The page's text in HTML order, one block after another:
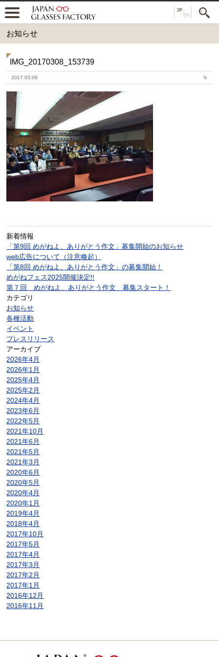
お知らせ
IMG_20170308_153739
2017.03.08
新着情報
「第9回 めがねよ、ありがとう作文」募集開始のお知らせ
web広告について（注意喚起）
「第8回 めがねよ、ありがとう作文」の募集開始！
めがねフェス2025開催決定!!
第７回 めがねよ、ありがとう作文 募集スタート！
カテゴリ
お知らせ
各種活動
イベント
プレスリリース
アーカイブ
2026年4月
2026年1月
2025年4月
2025年2月
2024年4月
2023年6月
2022年5月
2021年10月
2021年6月
2021年5月
2021年3月
2020年6月
2020年5月
2020年4月
2020年1月
2019年4月
2018年4月
2017年10月
2017年5月
2017年4月
2017年3月
2017年2月
2017年1月
2016年12月
2016年11月